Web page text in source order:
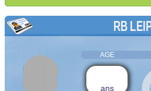
RB
AGE
ans